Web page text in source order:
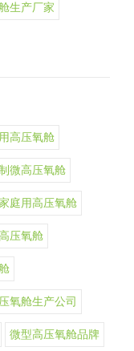
生产厂家
高压氧舱
微高压氧舱
庭用高压氧舱
压氧舱
氧舱生产公司
微型高压氧舱品牌